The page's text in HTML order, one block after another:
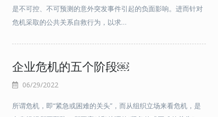
是不可控、不可预测的意外突发事件引起的负面影响。进而针对
危机采取的公共关系自救行为，以求…
企业危机的五个阶段￼
06/29/2022
所谓危机，即“紧急或困难的关头”，而从组织立场来看危机，是